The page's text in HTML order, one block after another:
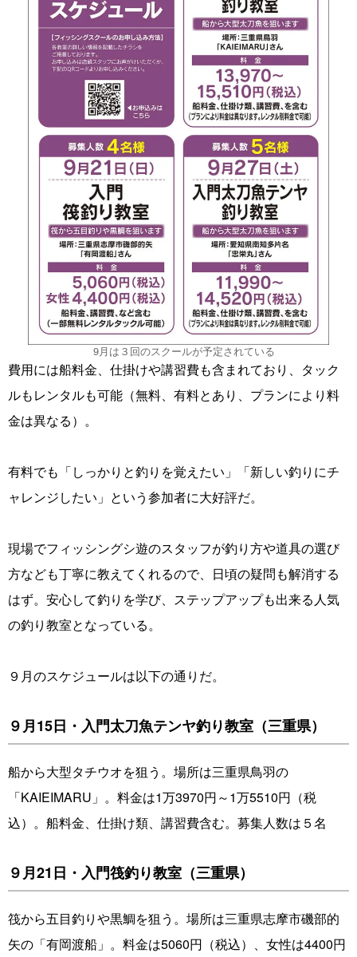
9月は３回のスクールが予定されている
費用には船料金、仕掛けや講習費も含まれており、タック
ルもレンタルも可能（無料、有料とあり、プランにより料
金は異なる）。
有料でも「しっかりと釣りを覚えたい」「新しい釣りにチ
ャレンジしたい」という参加者に大好評だ。
現場でフィッシングシ遊のスタッフが釣り方や道具の選び
方なども丁寧に教えてくれるので、日頃の疑問も解消する
はず。安心して釣りを学び、ステップアップも出来る人気
の釣り教室となっている。
９月のスケジュールは以下の通りだ。
９月15日・入門太刀魚テンヤ釣り教室（三重県）
船から大型タチウオを狙う。場所は三重県鳥羽の
「KAIEIMARU」。料金は1万3970円～1万5510円（税
込）。船料金、仕掛け類、講習費含む。募集人数は５名
９月21日・入門筏釣り教室（三重県）
筏から五目釣りや黒鯛を狙う。場所は三重県志摩市磯部的
矢の「有岡渡船」。料金は5060円（税込）、女性は4400円